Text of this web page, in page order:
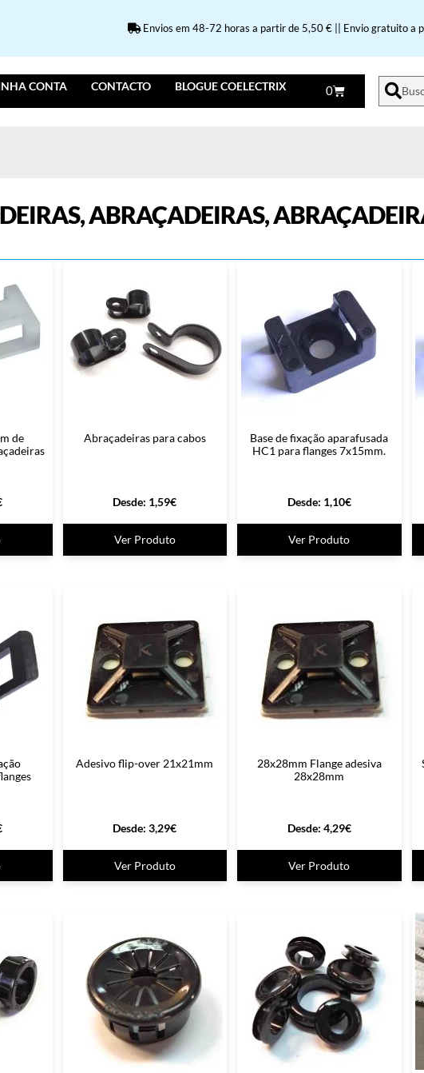
Envios em 48-72 horas a partir de 5,50 € || Envio gratuito a
CONTA CONTACTO BLOGUE COELECTRIX 0
ABRAÇADEIRAS,
de
Abraçadeiras para cabos
Desde: 1,59€
Ver Produto
Base de fixação aparafusada
HC1 para flanges 7x15mm.
Desde: 1,10€
Ver Produto
Adesivo flip-over 21x21mm
Desde:3,29€
Ver Produto
28x28mm Flange adesiva
28x28mm
Desde: 4,29€
Ver Produto